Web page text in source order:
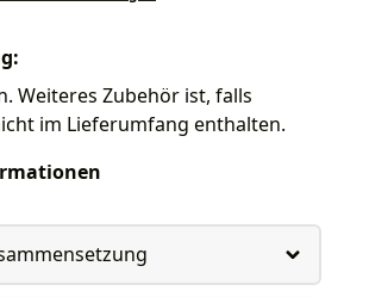
Weiteres Zubehör ist, falls
im Lieferumfang enthalten.